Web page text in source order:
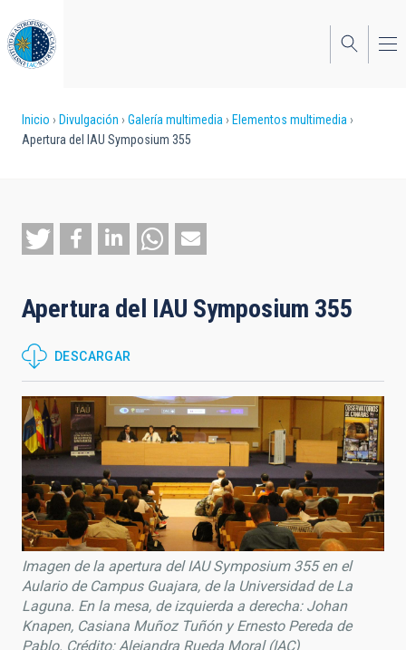
al
contenido
principal
Sobrescribir
enlaces
ayuda
a
navegación
Inicio Divulgación Galería multimedia
Elementos multimedia
Apertura del IAU Symposium 355
Apertura del IAU Symposium 355
DESCARGAR
Imagen de la apertura del IAU Symposium 355 en el
Aulario de Campus Guajara, de la Universidad de La
Laguna. En la mesa, de izquierda a derecha: Johan
Knapen, Casiana Muñoz Tuñón y Ernesto Pereda de
Pablo. Crédito: Alejandra Rueda Moral (IAC)